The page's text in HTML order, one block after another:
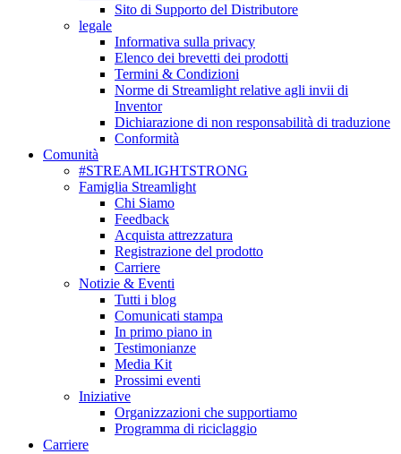
Sito di Supporto del Distributore
legale
Informativa sulla privacy
Elenco dei brevetti dei prodotti
Termini & Condizioni
Norme di Streamlight relative agli invii di
Inventor
Dichiarazione di non responsabilità di traduzione
Conformità
Comunità
#STREAMLIGHTSTRONG
Famiglia Streamlight
Chi Siamo
Feedback
Acquista attrezzatura
Registrazione del prodotto
Carriere
Notizie & Eventi
Tutti i blog
Comunicati stampa
In primo piano in
Testimonianze
Media Kit
Prossimi eventi
Iniziative
Organizzazioni che supportiamo
Programma di riciclaggio
Carriere